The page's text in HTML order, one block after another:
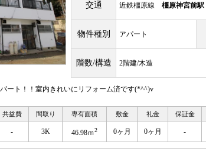
交通 近鉄橿原線 橿原神宮前駅
物件種別 アパート
階数/構造 2階建/木造
ート！！室内きれいにリフォーム済です(*^^)v
共益費 間取り 専有面積 敷金 礼金 保証金
- 3K 46.98ｍ2 0ヶ月 0ヶ月 -